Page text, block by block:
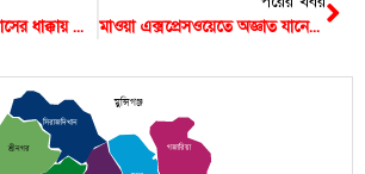
মুন্সিগঞ্জে মহাসড়কে বাসের ধাক্কায় প্রাণ গেছে ব্যবসায়ীর
মাওয়া এক্সপ্রেসওয়েতে অজ্ঞাত যানের ধাক্কায় প্রাণ গেছে পথচারীর
শ্রীনগর
সিরাজদিখান
গজারিয়া
মুন্সিগঞ্জ